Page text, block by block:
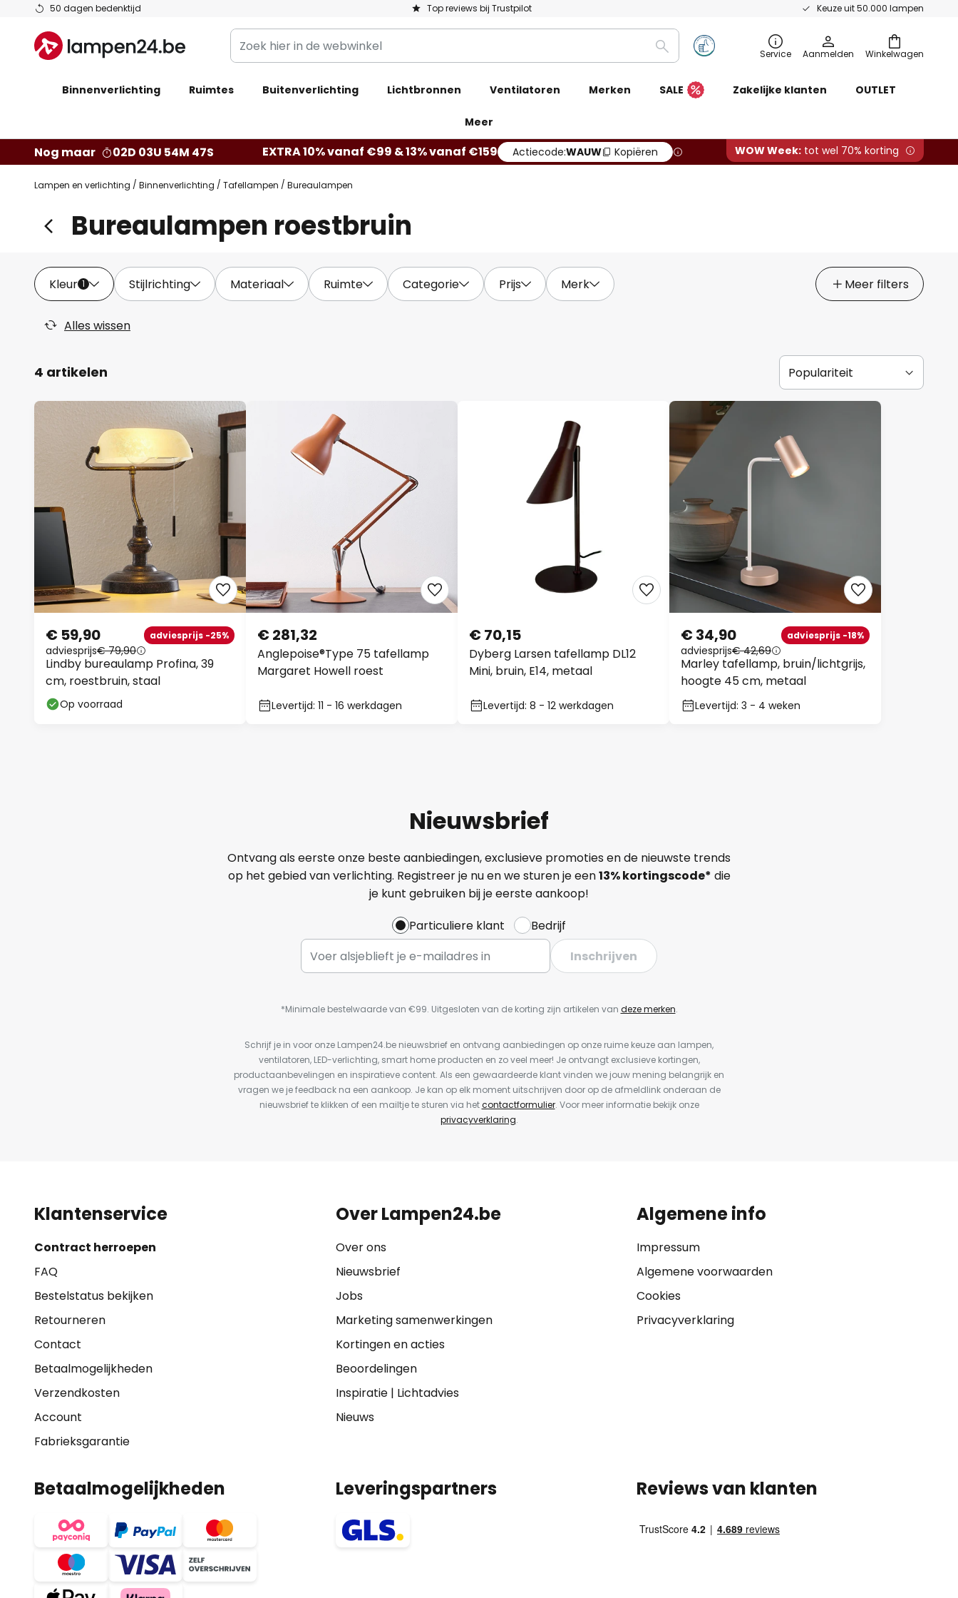
50 dagen bedenktijd Top reviews bij Trustpilot Keuze uit 50.000 lampen
Ga
de
inhoud
Winkelwagen
Zoek
hier
de
Zoeken Service Aanmelden
Binnenverlichting Ruimtes Buitenverlichting Lichtbronnen Ventilatoren Merken SALE Zakelijke klanten OUTLET
Meer
Nog maar 02D 03U 54M 46S EXTRA 10% vanaf €99 & 13% vanaf €159 Actiecode:WAUW Kopiëren WOW Week: tot wel 70% korting
Lampen en verlichting Binnenverlichting Tafellampen Bureaulampen
Bureaulampen roestbruin
Kleur 1 Stijlrichting Materiaal Ruimte Categorie Prijs Merk Meer filters
Alles wissen
4 artikelen
Lindby bureaulamp Profina, 39
cm, roestbruin, staal
€ 59,90 adviesprijs -25%
adviesprijs€ 79,90
Op voorraad
Anglepoise®Type 75 tafellamp
Margaret Howell roest
€ 281,32
Levertijd: 11 - 16 werkdagen
Dyberg Larsen tafellamp DL12
Mini, bruin, E14, metaal
€ 70,15
Levertijd: 8 - 12 werkdagen
Marley tafellamp, bruin/lichtgrijs,
hoogte 45 cm, metaal
€ 34,90 adviesprijs -18%
adviesprijs€ 42,69
Levertijd: 3 - 4 weken
Nieuwsbrief
Ontvang als eerste onze beste aanbiedingen, exclusieve promoties en de nieuwste trends
op het gebied van verlichting. Registreer je nu en we sturen je een13%kortingscode* die
je kunt gebruiken bij je eerste aankoop!
Particuliere klant
Bedrijf
Inschrijven
*Minimale bestelwaarde van €99. Uitgesloten van de korting zijn artikelen van deze merken.
Schrijf je in voor onze Lampen24.be nieuwsbrief en ontvang aanbiedingen op onze ruime keuze aan lampen,
ventilatoren, LED-verlichting, smart home producten en zo veel meer! Je ontvangt exclusieve kortingen,
productaanbevelingen en inspiratieve content. Als een gewaardeerde klant vinden we jouw mening belangrijk en
vragen we je feedback na een aankoop. Je kan op elk moment uitschrijven door op de afmeldlink onderaan de
nieuwsbrief te klikken of een mailtje te sturen via hetcontactformulier. Voor meer informatie bekijk onze
privacyverklaring.
Klantenservice
Contract herroepen
FAQ
Bestelstatus bekijken
Retourneren
Contact
Betaalmogelijkheden
Verzendkosten
Account
Fabrieksgarantie
Over Lampen24.be
Over ons
Nieuwsbrief
Jobs
Marketing samenwerkingen
Kortingen en acties
Beoordelingen
Inspiratie| Lichtadvies
Nieuws
Algemene info
Impressum
Algemene voorwaarden
Cookies
Privacyverklaring
Betaalmogelijkheden Leveringspartners Reviews van klanten